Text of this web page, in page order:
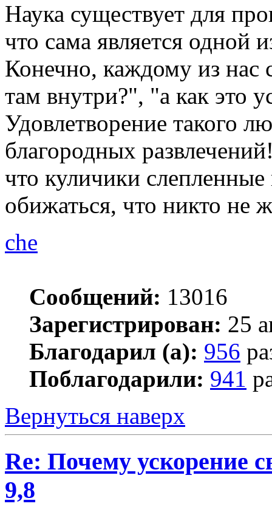
Наука существует для
что сама является одной
Конечно, каждому из нас
там внутри?", "а как это
Удовлетворение такого
благородных
что куличики
обижаться, что никто не
che
Сообщений: 13016
Зарегистрирован: 25
Благодарил (а): 956
Поблагодарили: 941
Вернуться наверх
Re: Почему ускорение
9,8